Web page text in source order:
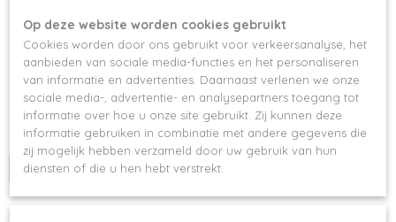
Pre-made wimperextensions 5/6D
Pre-made wimperextensions Volume wimperextensions die al…
€ 18,95
Op voorraad
IN WINKELWAGEN
Op deze website worden cookies gebruikt
Cookies worden door ons gebruikt voor verkeersanalyse, het
aanbieden van sociale media-functies en het personaliseren
van informatie en advertenties. Daarnaast verlenen we onze
sociale media-, advertentie- en analysepartners toegang tot
informatie over hoe u onze site gebruikt. Zij kunnen deze
informatie gebruiken in combinatie met andere gegevens die
zij mogelijk hebben verzameld door uw gebruik van hun
diensten of die u hen hebt verstrekt.